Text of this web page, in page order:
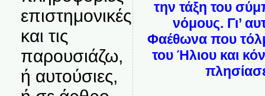
επιστημονικές
και τις
παρουσιάζω,
ή αυτούσιες,
την τάξη του
νόμους. Γι’
Φαέθωνα που
του Ήλιου και